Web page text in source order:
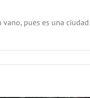
pues es una